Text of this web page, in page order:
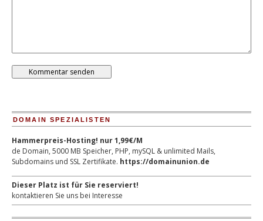
DOMAIN SPEZIALISTEN
Hammerpreis-Hosting! nur 1,99€/M
de Domain, 5000 MB Speicher, PHP, mySQL & unlimited Mails,
Subdomains und SSL Zertifikate. https://domainunion.de
Dieser Platz ist für Sie reserviert!
kontaktieren Sie uns bei Interesse